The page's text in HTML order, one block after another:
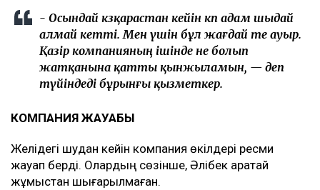
- Осындай көзқарастан кейін көп адам шыдай
алмай кетті. Мен үшін бұл жағдай өте ауыр.
Қазір компанияның ішінде не болып
жатқанына қатты қынжыламын, — деп
түйіндеді бұрынғы қызметкер.
КОМПАНИЯ ЖАУАБЫ
Желідегі шудан кейін компания өкілдері ресми
жауап берді. Олардың сөзінше, Әлібек Қаратай
жұмыстан шығарылмаған.